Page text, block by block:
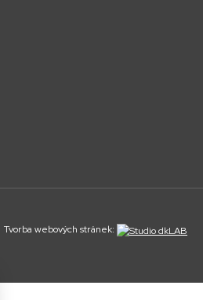
Tvorba webových stránek: